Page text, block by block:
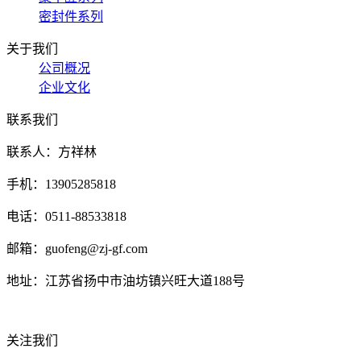
密封件系列
关于我们
公司概况
企业文化
联系我们
联系人：方祥林
手机：13905285818
电话：0511-88533818
邮箱：guofeng@zj-gf.com
地址：江苏省扬中市油坊镇兴旺大道188号
关注我们